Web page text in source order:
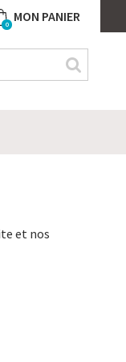
0 MON PANIER
et nos